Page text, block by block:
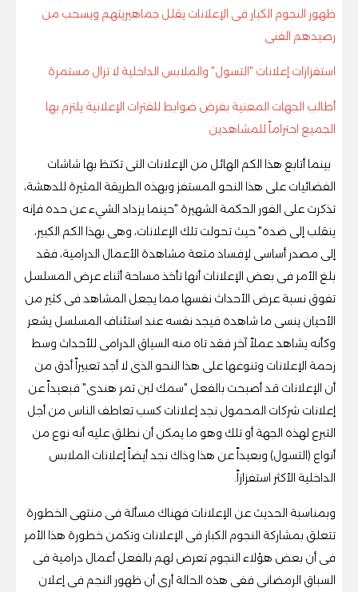
ظهور النجوم الكبار فى الإعلانات يقلل جماهيريتهم ويسحب من
رصيدهم الفنى
استفزازات إعلانات "التسول" والملابس الداخلية لا تزال مستمرة
أطالب الجهات المعنية بفرض ضوابط للفترات الإعلانية يلتزم بها
الجميع احتراماً للمشاهدين
بينما أتابع هذا الكم الهائل من الإعلانات التى تكتظ بها شاشات
الفضائيات على هذا النحو المستفز وبهذه الطريقة المثيرة للدهشة،
تذكرت على الفور الحكمة الشهيرة "حينما يزداد الشيء عن حده فإنه
ينقلب إلى ضده" حيث تحولت تلك الإعلانات، وهى بهذا الكم الكبير،
إلى مصدر أساسى لإفساد متعة مشاهدة الأعمال الدرامية، فقد
بلغ الأمر فى بعض الإعلانات أنها تأخذ مساحة أثناء عرض المسلسل
تفوق نسبة عرض الأحداث نفسها مما يجعل المشاهد فى كثير من
الأحيان ينسى ما شاهده فيجد نفسه عند استئناف المسلسل يشعر
وكأنه يشاهد عملاً آخر فقد تاه منه السياق الدرامى للأحداث وسط
زحمة الإعلانات وتنوعها على هذا النحو الذى لا أجد تعبيراً أدق من
أن الإعلانات قد أصبحت بالفعل "سمك لبن تمر هندى" فبعيداً عن
إعلانات شركات المحمول نجد إعلانات كسب تعاطف الناس من أجل
التبرع لهذه الجهة أو تلك وهو ما يمكن أن نطلق عليه أنه نوع من
أنواع (التسول) وبعيداً عن هذا وذاك نجد أيضاً إعلانات الملابس
الداخلية الأكثر استفزازاً.
وبمناسبة الحديث عن الإعلانات فهناك مسألة فى منتهى الخطورة
تتعلق بمشاركة النجوم الكبار فى الإعلانات وتكمن خطورة هذا الأمر
فى أن بعض هؤلاء النجوم تعرض لهم بالفعل أعمال درامية فى
السباق الرمضانى ففى هذه الحالة أرى أن ظهور النجم فى إعلان